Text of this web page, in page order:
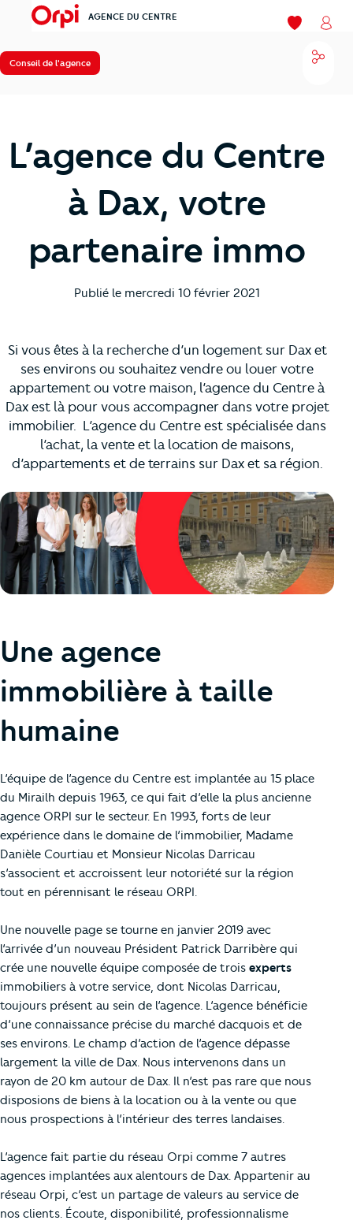
menu AGENCE DU CENTRE
Mes favoris
Conseil de l'agence
​​​​​​​L’agence du Centre
à Dax, votre
partenaire immo
Publié le mercredi 10 février 2021
Si vous êtes à la recherche d’un logement sur Dax et
ses environs ou souhaitez vendre ou louer votre
appartement ou votre maison, l’agence du Centre à
Dax est là pour vous accompagner dans votre projet
immobilier. L’agence du Centre est spécialisée dans
l’achat, la vente et la location de maisons,
d’appartements et de terrains sur Dax et sa région.
Une agence
immobilière à taille
humaine
L’équipe de l’agence du Centre est implantée au 15 place
du Mirailh depuis 1963, ce qui fait d’elle la plus ancienne
agence ORPI sur le secteur. En 1993, forts de leur
expérience dans le domaine de l’immobilier, Madame
Danièle Courtiau et Monsieur Nicolas Darricau
s’associent et accroissent leur notoriété sur la région
tout en pérennisant le réseau ORPI.
Une nouvelle page se tourne en janvier 2019 avec
l’arrivée d’un nouveau Président Patrick Darribère qui
crée une nouvelle équipe composée de trois experts
immobiliers à votre service, dont Nicolas Darricau,
toujours présent au sein de l’agence. L’agence bénéficie
d’une connaissance précise du marché dacquois et de
ses environs. Le champ d’action de l’agence dépasse
largement la ville de Dax. Nous intervenons dans un
rayon de 20 km autour de Dax. Il n’est pas rare que nous
disposions de biens à la location ou à la vente ou que
nous prospections à l’intérieur des terres landaises.
L’agence fait partie du réseau Orpi comme 7 autres
agences implantées aux alentours de Dax. Appartenir au
réseau Orpi, c’est un partage de valeurs au service de
nos clients. Écoute, disponibilité, professionnalisme